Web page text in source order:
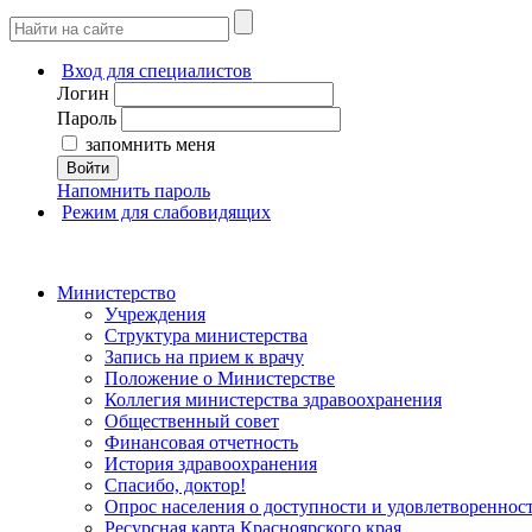
Вход для специалистов
Логин
Пароль
запомнить меня
Войти
Напомнить пароль
Режим для слабовидящих
Министерство
Учреждения
Структура министерства
Запись на прием к врачу
Положение о Министерстве
Коллегия министерства здравоохранения
Общественный совет
Финансовая отчетность
История здравоохранения
Спасибо, доктор!
Опрос населения о доступности и
Ресурсная карта Красноярского края